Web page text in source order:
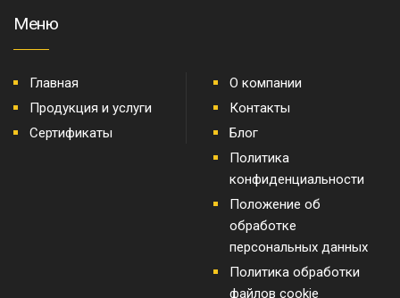
Меню
Главная
Продукция и услуги
Сертификаты
О компании
Контакты
Блог
Политика
конфиденциальности
Положение об
обработке
персональных данных
Политика обработки
файлов cookie